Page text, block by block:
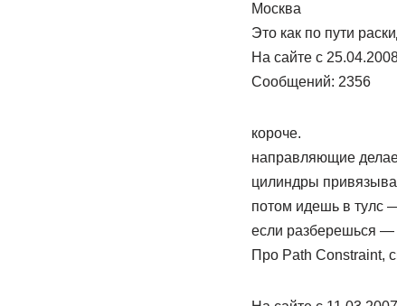
Москва
Это как по пути
На сайте c
Сообщений: 2356
короче.
направляющие
цилиндры
потом идешь в тулс
если разберешься —
Про Path Constraint,